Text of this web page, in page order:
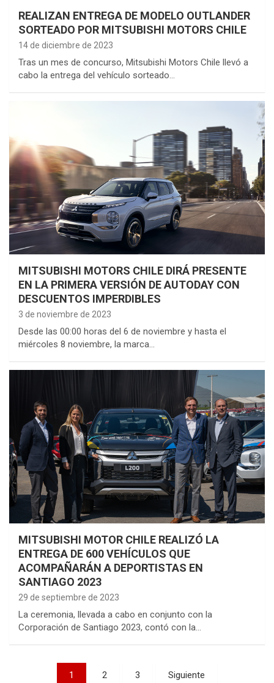
REALIZAN ENTREGA DE MODELO OUTLANDER
SORTEADO POR MITSUBISHI MOTORS CHILE
14 de diciembre de 2023
Tras un mes de concurso, Mitsubishi Motors Chile llevó a
cabo la entrega del vehículo sorteado…
MITSUBISHI MOTORS CHILE DIRÁ PRESENTE
EN LA PRIMERA VERSIÓN DE AUTODAY CON
DESCUENTOS IMPERDIBLES
3 de noviembre de 2023
Desde las 00:00 horas del 6 de noviembre y hasta el
miércoles 8 noviembre, la marca…
MITSUBISHI MOTOR CHILE REALIZÓ LA
ENTREGA DE 600 VEHÍCULOS QUE
ACOMPAÑARÁN A DEPORTISTAS EN
SANTIAGO 2023
29 de septiembre de 2023
La ceremonia, llevada a cabo en conjunto con la
Corporación de Santiago 2023, contó con la…
Paginación
1 2 3 Siguiente